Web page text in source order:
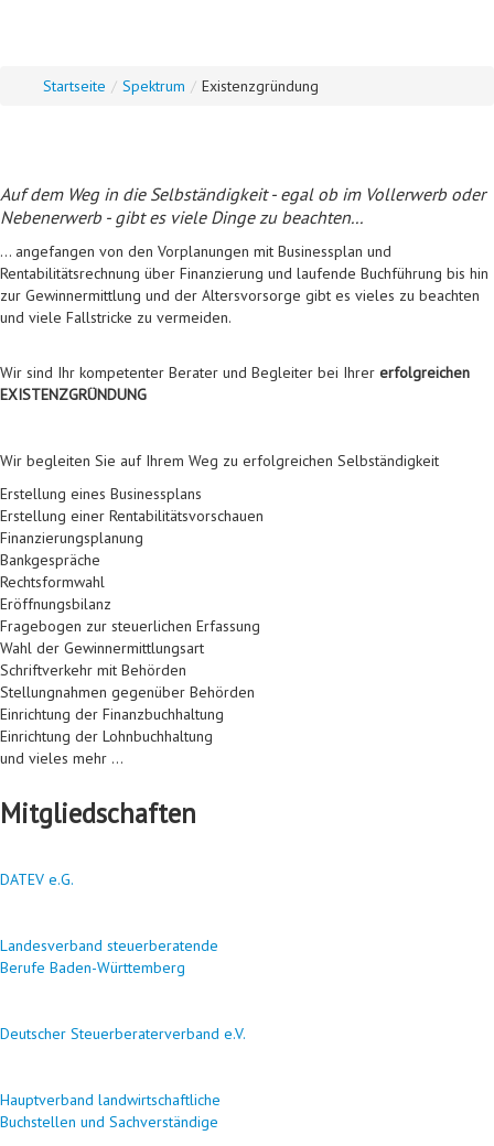
Startseite / Spektrum / Existenzgründung
Auf dem Weg in die Selbständigkeit - egal ob im Vollerwerb oder
Nebenerwerb - gibt es viele Dinge zu beachten...
... angefangen von den Vorplanungen mit Businessplan und
Rentabilitätsrechnung über Finanzierung und laufende Buchführung bis hin
zur Gewinnermittlung und der Altersvorsorge gibt es vieles zu beachten
und viele Fallstricke zu vermeiden.
Wir sind Ihr kompetenter Berater und Begleiter bei Ihrer erfolgreichen
EXISTENZGRÜNDUNG
Wir begleiten Sie auf Ihrem Weg zu erfolgreichen Selbständigkeit
Erstellung eines Businessplans
Erstellung einer Rentabilitätsvorschauen
Finanzierungsplanung
Bankgespräche
Rechtsformwahl
Eröffnungsbilanz
Fragebogen zur steuerlichen Erfassung
Wahl der Gewinnermittlungsart
Schriftverkehr mit Behörden
Stellungnahmen gegenüber Behörden
Einrichtung der Finanzbuchhaltung
Einrichtung der Lohnbuchhaltung
und vieles mehr ...
Mitgliedschaften
DATEV e.G.
Landesverband steuerberatende
Berufe Baden-Württemberg
Deutscher Steuerberaterverband e.V.
Hauptverband landwirtschaftliche
Buchstellen und Sachverständige